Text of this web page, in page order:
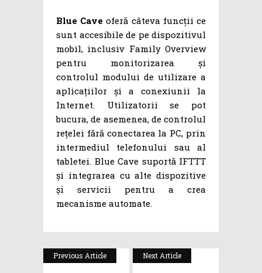
Blue Cave oferă câteva funcții ce
sunt accesibile de pe dispozitivul
mobil, inclusiv Family Overview
pentru monitorizarea și
controlul modului de utilizare a
aplicațiilor și a conexiunii la
Internet. Utilizatorii se pot
bucura, de asemenea, de controlul
rețelei fără conectarea la PC, prin
intermediul telefonului sau al
tabletei. Blue Cave suportă IFTTT
și integrarea cu alte dispozitive
și servicii pentru a crea
mecanisme automate.
Previous Article Next Article